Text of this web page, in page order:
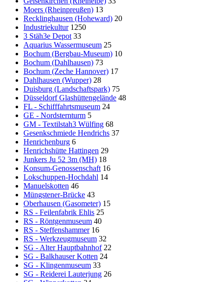
Moers (Rheinpreußen) 13
Recklinghausen (Hoheward) 20
Industriekultur 1250
3 Stäh3e Depot 33
Aquarius Wassermuseum 25
Bochum (Bergbau-Museum) 10
Bochum (Dahlhausen) 73
Bochum (Zeche Hannover) 17
Dahlhausen (Wupper) 28
Duisburg (Landschaftspark) 75
Düsseldorf Glashüttengelände 48
FL - Schifffahrtsmuseum 24
GE - Nordsternturm 5
GM - Textilstah3 Wülfing 68
Gesenkschmiede Hendrichs 37
Henrichenburg 6
Henrichshütte Hattingen 29
Junkers Ju 52 3m (MH) 18
Konsum-Genossenschaft 16
Lokschuppen-Hochdahl 14
Manuelskotten 46
Müngstener-Brücke 43
Oberhausen (Gasometer) 15
RS - Feilenfabrik Ehlis 25
RS - Röntgenmuseum 40
RS - Steffenshammer 16
RS - Werkzeugmuseum 32
SG - Alter Hauptbahnhof 22
SG - Balkhauser Kotten 24
SG - Klingenmuseum 33
SG - Reiderei Lauterjung 26